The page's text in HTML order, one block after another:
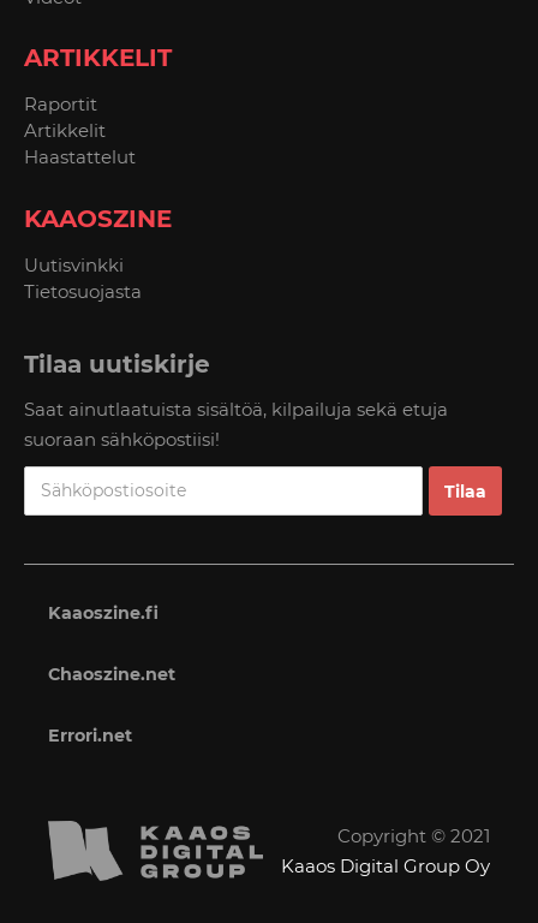
ARTIKKELIT
Raportit
Artikkelit
Haastattelut
KAAOSZINE
Uutisvinkki
Tietosuojasta
Tilaa uutiskirje
Saat ainutlaatuista sisältöä, kilpailuja sekä etuja
suoraan sähköpostiisi!
Kaaoszine.fi
Chaoszine.net
Errori.net
Copyright © 2021
Kaaos Digital Group Oy